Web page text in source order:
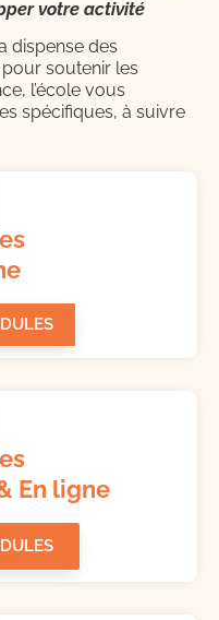
votre activité
dispense des
soutenir les
l’école vous
spécifiques, à suivre
En ligne